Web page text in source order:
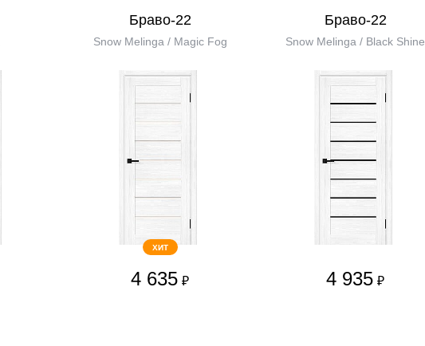
Браво-22
Snow Melinga / Magic Fog
ХИТ
4 635 ₽
Браво-22
Snow Melinga / Black Shine
4 935 ₽